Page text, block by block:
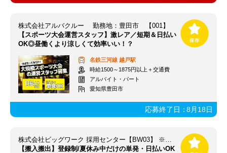
株式会社アルバクルー 勤務地：豊田市 【001】
【スポーツ大会運営スタッフ】激レア／短期＆日払い
OK◎昼働くより涼しくて効率いい！？
名鉄三河線 越戸駅
時給1500～1875円以上＋交通費
アルバイト・パート
愛知県豊田市
応募終了日：8月18日
株式会社ビッグワーク 採用センター【BW03】 ※立川エリア
【搬入搬出】登録制/夏休み中だけの単発・日払いOK